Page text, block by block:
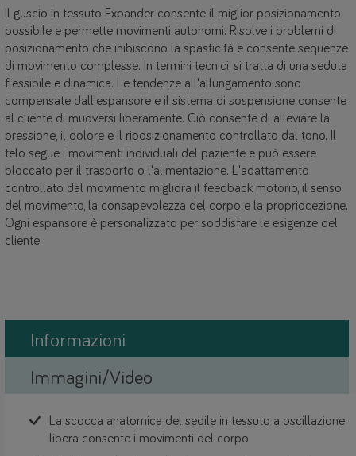
Il guscio in tessuto Expander consente il miglior posizionamento
possibile e permette movimenti autonomi. Risolve i problemi di
posizionamento che inibiscono la spasticità e consente sequenze
di movimento complesse. In termini tecnici, si tratta di una seduta
flessibile e dinamica. Le tendenze all'allungamento sono
compensate dall'espansore e il sistema di sospensione consente
al cliente di muoversi liberamente. Ciò consente di alleviare la
pressione, il dolore e il riposizionamento controllato dal tono. Il
telo segue i movimenti individuali del paziente e può essere
bloccato per il trasporto o l'alimentazione. L'adattamento
controllato dal movimento migliora il feedback motorio, il senso
del movimento, la consapevolezza del corpo e la propriocezione.
Ogni espansore è personalizzato per soddisfare le esigenze del
cliente.
Informazioni
Immagini/Video
La scocca anatomica del sedile in tessuto a oscillazione
libera consente i movimenti del corpo